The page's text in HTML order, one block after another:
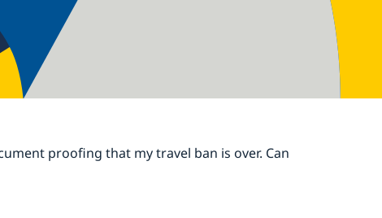
proofing that my travel ban is over. Can